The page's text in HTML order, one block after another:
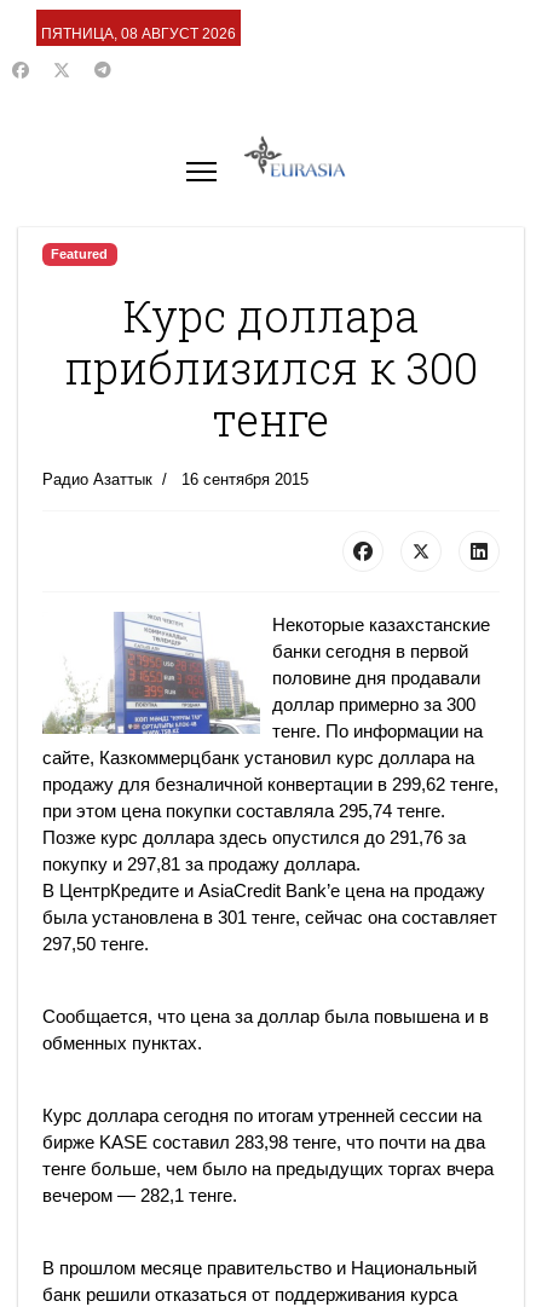
ПЯТНИЦА, 08 АВГУСТ 2026
Featured
Курс доллара
приблизился к 300
тенге
Радио Азаттык 16 сентября 2015
Некоторые казахстанские
банки сегодня в первой
половине дня продавали
доллар примерно за 300
тенге. По информации на
сайте, Казкоммерцбанк установил курс доллара на
продажу для безналичной конвертации в 299,62 тенге,
при этом цена покупки составляла 295,74 тенге.
Позже курс доллара здесь опустился до 291,76 за
покупку и 297,81 за продажу доллара.
В ЦентрКредите и AsiaCredit Bank’e цена на продажу
была установлена в 301 тенге, сейчас она составляет
297,50 тенге.
Сообщается, что цена за доллар была повышена и в
обменных пунктах.
Курс доллара сегодня по итогам утренней сессии на
бирже KASE составил 283,98 тенге, что почти на два
тенге больше, чем было на предыдущих торгах вчера
вечером — 282,1 тенге.
В прошлом месяце правительство и Национальный
банк решили отказаться от поддерживания курса